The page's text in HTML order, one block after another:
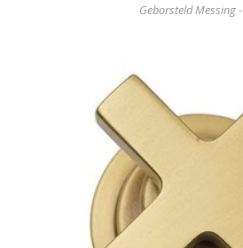
Geborsteld Messing -